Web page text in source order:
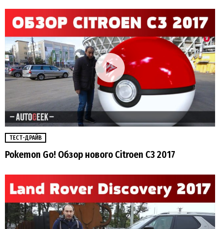
ТЕСТ-ДРАЙВ
Pokemon Go! Обзор нового Citroen C3 2017